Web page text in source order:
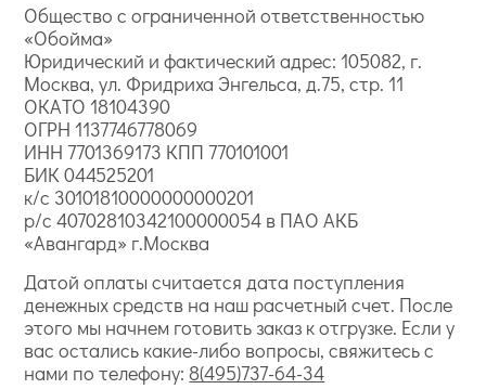
Общество с ограниченной ответственностью
«Обойма»
Юридический и фактический адрес: 105082, г.
Москва, ул. Фридриха Энгельса, д.75, стр. 11
ОКАТО 18104390
ОГРН 1137746778069
ИНН 7701369173 КПП 770101001
БИК 044525201
к/с 30101810000000000201
р/с 40702810342100000054 в ПАО АКБ
«Авангард» г.Москва
Датой оплаты считается дата поступления
денежных средств на наш расчетный счет. После
этого мы начнем готовить заказ к отгрузке. Если у
вас остались какие-либо вопросы, свяжитесь с
нами по телефону: 8(495)737-64-34